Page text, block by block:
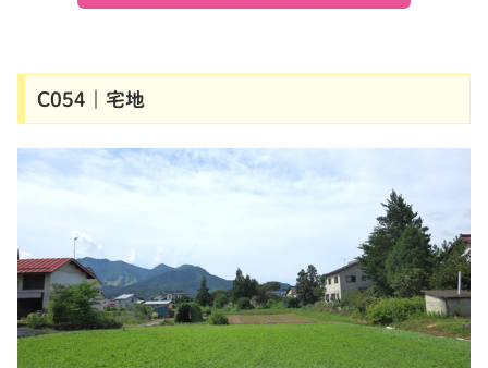
C054｜宅地